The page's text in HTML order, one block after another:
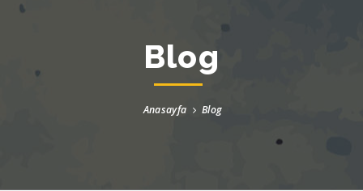
Blog
Anasayfa Blog